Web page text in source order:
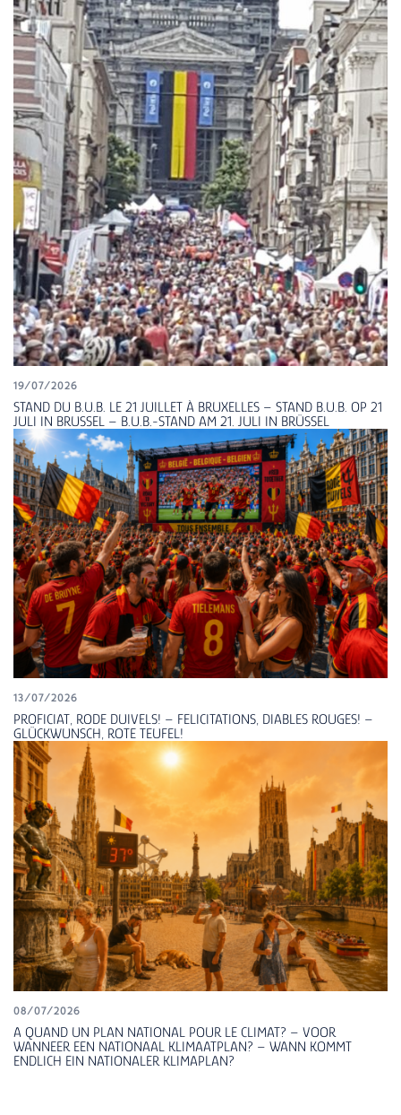
19/07/2026
STAND DU B.U.B. LE 21 JUILLET À BRUXELLES – STAND B.U.B. OP 21
JULI IN BRUSSEL – B.U.B.-STAND AM 21. JULI IN BRÜSSEL
13/07/2026
PROFICIAT, RODE DUIVELS! – FELICITATIONS, DIABLES ROUGES! –
GLÜCKWUNSCH, ROTE TEUFEL!
08/07/2026
A QUAND UN PLAN NATIONAL POUR LE CLIMAT? – VOOR
WANNEER EEN NATIONAAL KLIMAATPLAN? – WANN KOMMT
ENDLICH EIN NATIONALER KLIMAPLAN?